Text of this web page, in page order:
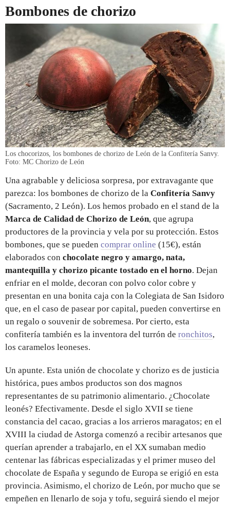
Bombones de chorizo
Los chocorizos, los bombones de chorizo de León de la Confitería Sanvy.
Foto: MC Chorizo de León
Una agrabable y deliciosa sorpresa, por extravagante que
parezca: los bombones de chorizo de la Confitería Sanvy
(Sacramento, 2 León). Los hemos probado en el stand de la
Marca de Calidad de Chorizo de León, que agrupa
productores de la provincia y vela por su protección. Estos
bombones, que se pueden comprar online (15€), están
elaborados con chocolate negro y amargo, nata,
mantequilla y chorizo picante tostado en el horno. Dejan
enfriar en el molde, decoran con polvo color cobre y
presentan en una bonita caja con la Colegiata de San Isidoro
que, en el caso de pasear por capital, pueden convertirse en
un regalo o souvenir de sobremesa. Por cierto, esta
confitería también es la inventora del turrón de ronchitos,
los caramelos leoneses.
Un apunte. Esta unión de chocolate y chorizo es de justicia
histórica, pues ambos productos son dos magnos
representantes de su patrimonio alimentario. ¿Chocolate
leonés? Efectivamente. Desde el siglo XVII se tiene
constancia del cacao, gracias a los arrieros maragatos; en el
XVIII la ciudad de Astorga comenzó a recibir artesanos que
querían aprender a trabajarlo, en el XX sumaban medio
centenar las fábricas especializadas y el primer museo del
chocolate de España y segundo de Europa se erigió en esta
provincia. Asimismo, el chorizo de León, por mucho que se
empeñen en llenarlo de soja y tofu, seguirá siendo el mejor